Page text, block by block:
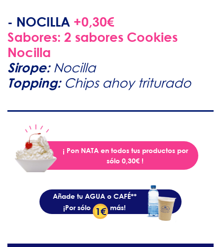
- NOCILLA +0,30€
Sabores: 2 sabores Cookies
Nocilla
Sirope:Nocilla
Topping:Chips ahoy triturado
¡ Pon NATA en todos tus productos por
sólo 0,30€ !
Añade tu AGUA o CAFÉ**
¡Por sólo 1€ más!